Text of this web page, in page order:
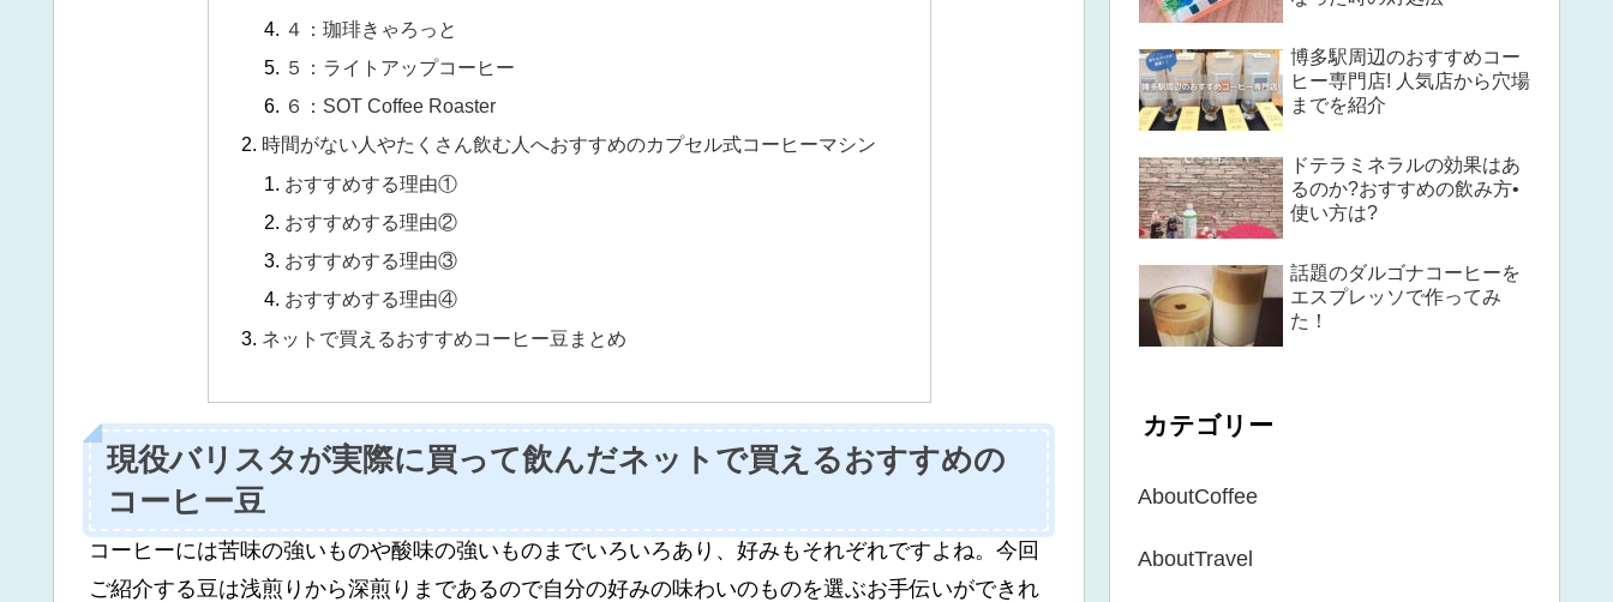
４：珈琲きゃろっと
５：ライトアップコーヒー
６：SOT Coffee Roaster
時間がない人やたくさん飲む人へおすすめのカプセル式コーヒーマシン
おすすめする理由①
おすすめする理由②
おすすめする理由③
おすすめする理由④
ネットで買えるおすすめコーヒー豆まとめ
現役バリスタが実際に買って飲んだネットで買えるおすすめの
コーヒー豆
コーヒーには苦味の強いものや酸味の強いものまでいろいろあり、好みもそれぞれですよね。今回
ご紹介する豆は浅煎りから深煎りまであるので自分の好みの味わいのものを選ぶお手伝いができれ
博多駅周辺のおすすめコー
ヒー専門店! 人気店から穴場
までを紹介
ドテラミネラルの効果はあ
るのか?おすすめの飲み方•
使い方は?
話題のダルゴナコーヒーを
エスプレッソで作ってみ
た！
カテゴリー
AboutCoffee
AboutTravel